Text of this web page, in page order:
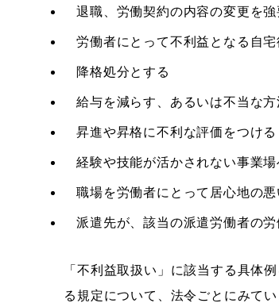
退職、労働契約の内容の変更を
労働者にとって不利益となる自
降格処分とする
給与を減らす、あるいは不当な
昇進や昇格に不利な評価をつける
経験や技能が活かされない事業
職場を労働者にとって居心地の
派遣先が、該当の派遣労働者の労
「不利益取扱い」に該当する具体
る規定について、法令ごとにみてい